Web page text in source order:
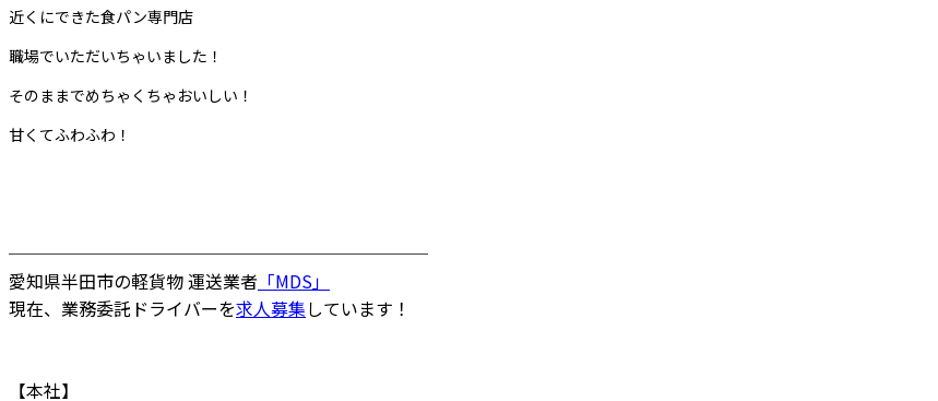
近くにできた食パン専門店
職場でいただいちゃいました！
そのままでめちゃくちゃおいしい！
甘くてふわふわ！
────────────────────────
愛知県半田市の軽貨物 運送業者 「MDS」
現在、業務委託ドライバーを求人募集しています！
【本社】